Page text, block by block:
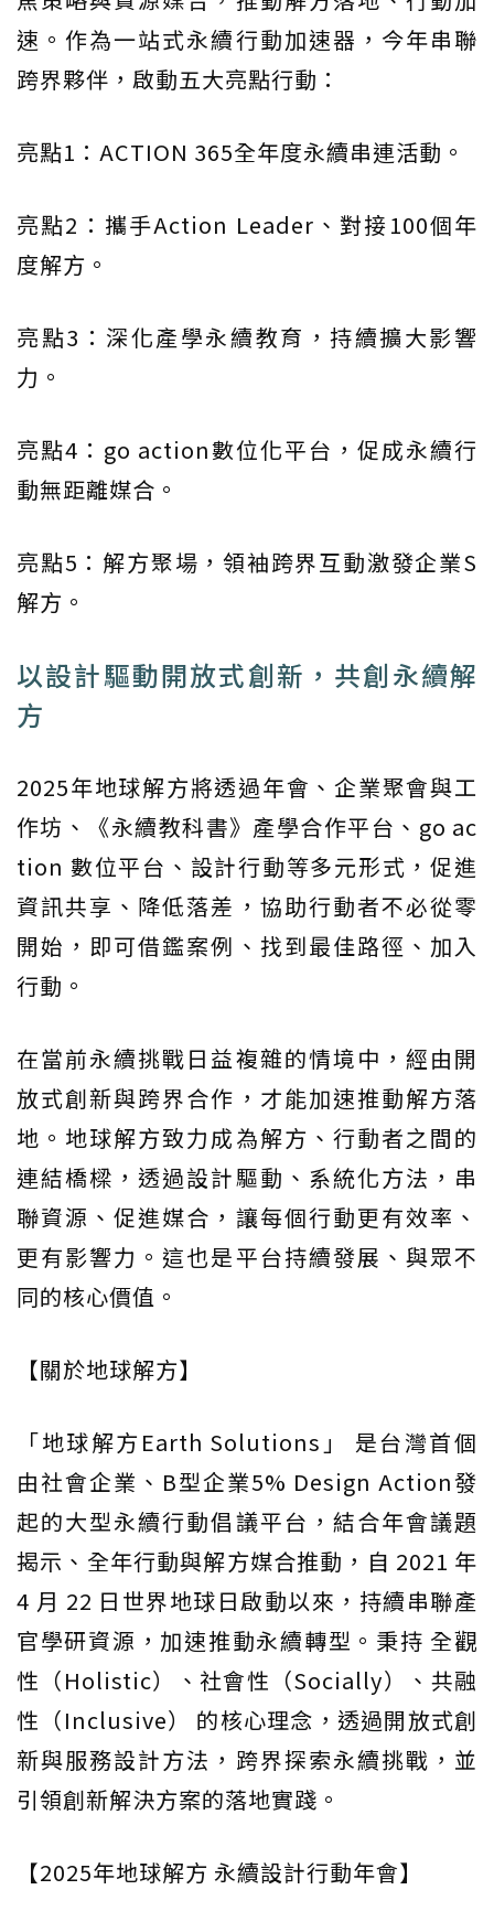
速。作為一站式永續行動加速器，今年串聯
跨界夥伴，啟動五大亮點行動：
亮點1：ACTION 365全年度永續串連活動。
亮點2：攜手Action Leader、對接100個年
度解方。
亮點3：深化產學永續教育，持續擴大影響
力。
亮點4：go action數位化平台，促成永續行
動無距離媒合。
亮點5：解方聚場，領袖跨界互動激發企業S
解方。
以設計驅動開放式創新，共創永續解
方
2025年地球解方將透過年會、企業聚會與工
作坊、《永續教科書》產學合作平台、go ac
tion 數位平台、設計行動等多元形式，促進
資訊共享、降低落差，協助行動者不必從零
開始，即可借鑑案例、找到最佳路徑、加入
行動。
在當前永續挑戰日益複雜的情境中，經由開
放式創新與跨界合作，才能加速推動解方落
地。地球解方致力成為解方、行動者之間的
連結橋樑，透過設計驅動、系統化方法，串
聯資源、促進媒合，讓每個行動更有效率、
更有影響力。這也是平台持續發展、與眾不
同的核心價值。
【關於地球解方】
「地球解方Earth Solutions」 是台灣首個
由社會企業、B型企業5% Design Action發
起的大型永續行動倡議平台，結合年會議題
揭示、全年行動與解方媒合推動，自 2021 年
4 月 22 日世界地球日啟動以來，持續串聯產
官學研資源，加速推動永續轉型。秉持 全觀
性（Holistic）、社會性（Socially）、共融
性（Inclusive） 的核心理念，透過開放式創
新與服務設計方法，跨界探索永續挑戰，並
引領創新解決方案的落地實踐。
【2025年地球解方 永續設計行動年會】